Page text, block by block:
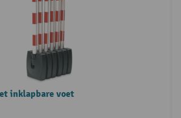
inklapbare voet